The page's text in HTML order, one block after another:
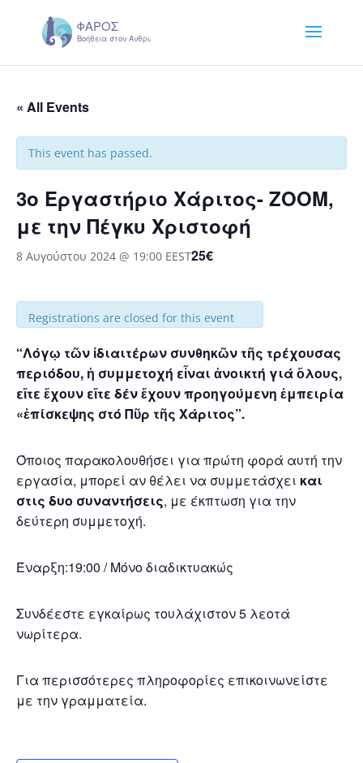
« All Events
This event has passed.
3ο Εργαστήριο Χάριτος- ΖΟΟΜ,
με την Πέγκυ Χριστοφή
8 Αυγούστου 2024 @ 19:00 EEST25€
Registrations are closed for this event
“Λόγῳ τῶν ἰδιαιτέρων συνθηκῶν τῆς τρέχουσας
περιόδου, ἡ συμμετοχή εἶναι ἀνοικτή γιά ὅλους,
εἴτε ἔχουν εἴτε δέν ἔχουν προηγούμενη ἐμπειρία
«ἐπίσκεψης στό Πῦρ τῆς Χάριτος”.
Όποιος παρακολουθήσει για πρώτη φορά αυτή την
εργασία, μπορεί αν θέλει να συμμετάσχει και
στις δυο συναντήσεις, με έκπτωση για την
δεύτερη συμμετοχή.
Έναρξη:19:00 / Μόνο διαδικτυακώς
Συνδέεστε εγκαίρως τουλάχιστον 5 λεοτά
νωρίτερα.
Για περισσότερες πληροφορίες επικοινωνείστε
με την γραμματεία.